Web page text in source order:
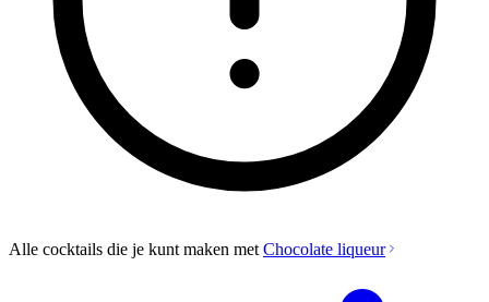
Alle cocktails die je kunt maken met Chocolate liqueur